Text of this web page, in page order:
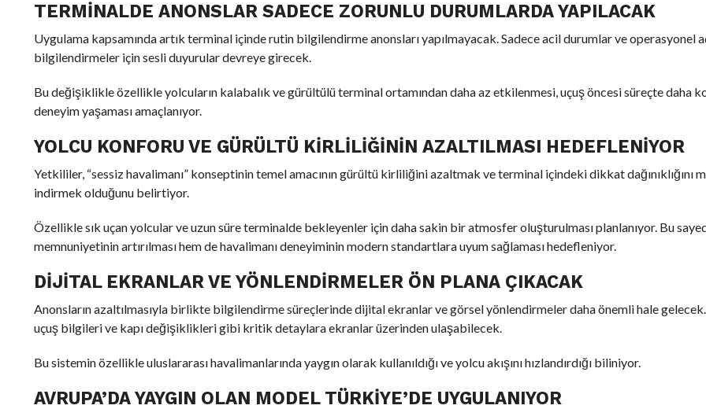
TERMINALDE ANONSLAR SADECE ZORUNLU DURUMLARDA YAPILACAK
Uygulama kapsamında artık terminal içinde rutin bilgilendirme anonsları yapılmayacak. Sadece acil durumlar ve operasyonel
bilgilendirmeler için sesli duyurular devreye girecek.
Bu değişiklikle özellikle yolcuların kalabalık ve gürültülü terminal ortamından daha az etkilenmesi, uçuş öncesi süreçte daha
deneyim yaşaması amaçlanıyor.
YOLCU KONFORU VE GÜRÜLTÜ KIRLILIĞININ AZALTILMASI HEDEFLENIYOR
Yetkililer, “sessiz havalimanı” konseptinin temel amacının gürültü kirliliğini azaltmak ve terminal içindeki dikkat dağınıklığını
indirmek olduğunu belirtiyor.
Özellikle sık uçan yolcular ve uzun süre terminalde bekleyenler için daha sakin bir atmosfer oluşturulması planlanıyor. Bu
memnuniyetinin artırılması hem de havalimanı deneyiminin modern standartlara uyum sağlaması hedefleniyor.
DIJITAL EKRANLAR VE YÖNLENDIRMELER ÖN PLANA ÇIKACAK
Anonsların azaltılmasıyla birlikte bilgilendirme süreçlerinde dijital ekranlar ve görsel yönlendirmeler daha önemli hale
uçuş bilgileri ve kapı değişiklikleri gibi kritik detaylara ekranlar üzerinden ulaşabilecek.
Bu sistemin özellikle uluslararası havalimanlarında yaygın olarak kullanıldığı ve yolcu akışını hızlandırdığı biliniyor.
AVRUPA’DA YAYGIN OLAN MODEL TÜRKIYE’DE UYGULANIYOR